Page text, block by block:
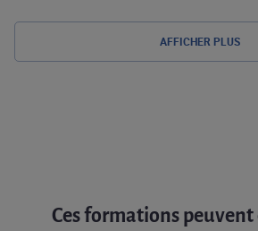
AFFICHER PLUS
Ces formations